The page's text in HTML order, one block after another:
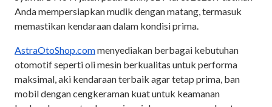
Anda mempersiapkan mudik dengan matang, termasuk
memastikan kendaraan dalam kondisi prima.
AstraOtoShop.commenyediakan berbagai kebutuhan
otomotif seperti oli mesin berkualitas untuk performa
maksimal, aki kendaraan terbaik agar tetap prima, ban
mobil dengan cengkeraman kuat untuk keamanan